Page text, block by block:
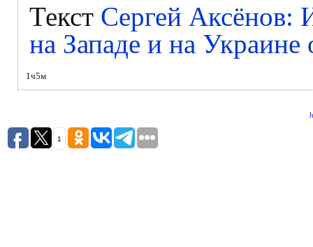
Текст Сергей Аксёнов:
на Западе и на Украине
1ч5м
1